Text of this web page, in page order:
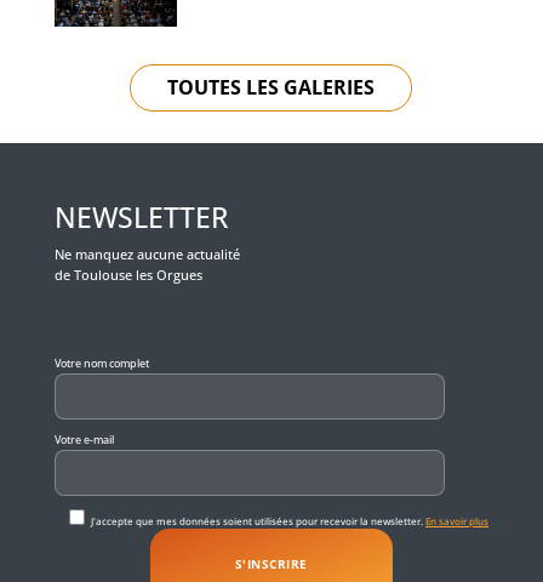
TOUTES LES GALERIES
NEWSLETTER
Ne manquez aucune actualité
de Toulouse les Orgues
Votre nom complet
Votre e-mail
J'accepte que mes données soient utilisées pour recevoir la newsletter.En savoir plus